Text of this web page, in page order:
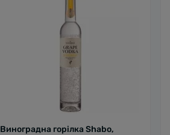
Виноградна горілка Shabo,